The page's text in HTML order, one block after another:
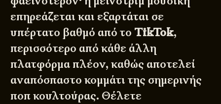
επηρεάζεται και εξαρτάται σε
υπέρτατο βαθμό από το TikTok,
περισσότερο από κάθε άλλη
πλατφόρμα πλέον, καθώς αποτελεί
αναπόσπαστο κομμάτι της σημερινής
ποπ κουλτούρας. Θέλετε